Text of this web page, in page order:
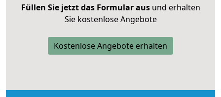
Füllen Sie jetzt das Formular ausund erhalten
Sie kostenlose Angebote
Kostenlose Angebote erhalten